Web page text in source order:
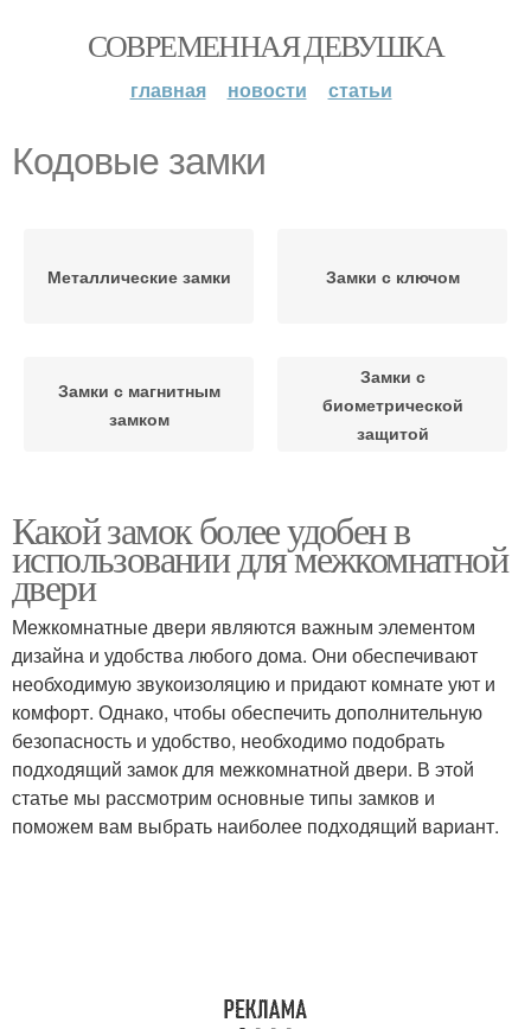
СОВРЕМЕННАЯ ДЕВУШКА
главная новости статьи
Кодовые замки
Металлические замки Замки с ключом
Замки с магнитным
замком
Замки с
биометрической
защитой
Какой замок более удобен в
использовании для межкомнатной
двери
Межкомнатные двери являются важным элементом
дизайна и удобства любого дома. Они обеспечивают
необходимую звукоизоляцию и придают комнате уют и
комфорт. Однако, чтобы обеспечить дополнительную
безопасность и удобство, необходимо подобрать
подходящий замок для межкомнатной двери. В этой
статье мы рассмотрим основные типы замков и
поможем вам выбрать наиболее подходящий вариант.